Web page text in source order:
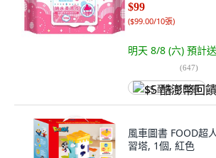
$99
($99.00/10張)
明天 8/8 (六) 預計
(647)
$5 酷澎幣回饋
風車圖書 FOOD超
習塔, 1個, 紅色